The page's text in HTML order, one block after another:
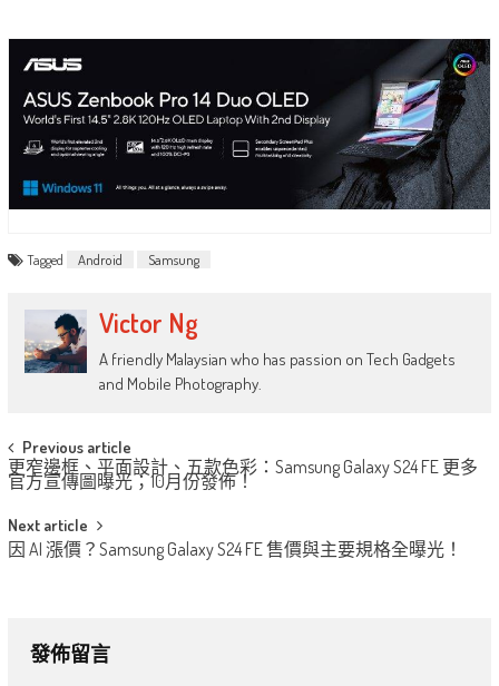
Tagged Android Samsung
Victor Ng
A friendly Malaysian who has passion on Tech Gadgets
and Mobile Photography.
Post
navigation
Previous article
更窄邊框、平面設計、五款色彩：Samsung Galaxy S24 FE 更多
官方宣傳圖曝光；10月份發佈！
Next article
因 AI 漲價？Samsung Galaxy S24 FE 售價與主要規格全曝光！
發佈留言